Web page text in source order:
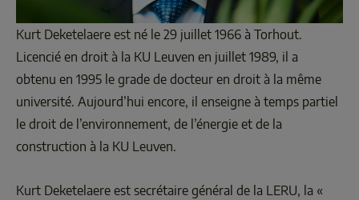
Kurt Deketelaere est né le 29 juillet 1966 à Torhout.
Licencié en droit à la KU Leuven en juillet 1989, il a
obtenu en 1995 le grade de docteur en droit à la même
université. Aujourd’hui encore, il enseigne à temps partiel
le droit de l’environnement, de l’énergie et de la
construction à la KU Leuven.
Kurt Deketelaere est secrétaire général de la LERU, la «